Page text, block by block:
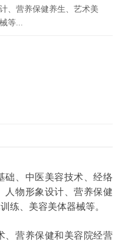
、营养保健养生、艺术美
等...
础、中医美容技术、经络
人物形象设计、营养保健
练、美容美体器械等。
、营养保健和美容院经营